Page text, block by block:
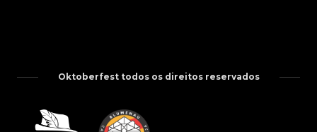
Oktoberfest todos os direitos reservados